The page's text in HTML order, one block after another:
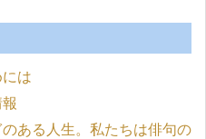
は
ある人生。私たちは俳句の